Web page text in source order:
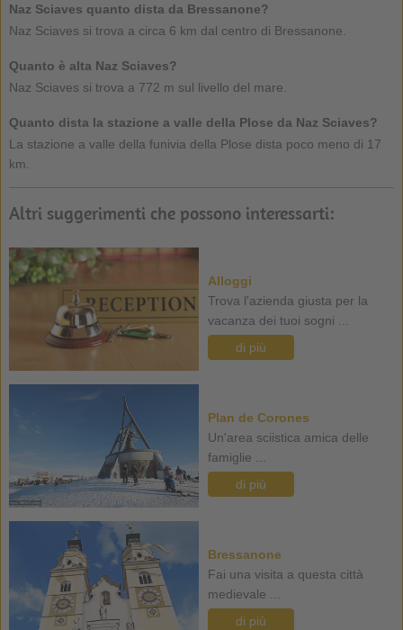
Naz Sciaves quanto dista da Bressanone?
Naz Sciaves si trova a circa 6 km dal centro di Bressanone.
Quanto è alta Naz Sciaves?
Naz Sciaves si trova a 772 m sul livello del mare.
Quanto dista la stazione a valle della Plose da Naz Sciaves?
La stazione a valle della funivia della Plose dista poco meno di 17
km.
Altri suggerimenti che possono interessarti:
Alloggi
Trova l'azienda giusta per la
vacanza dei tuoi sogni ...
di più
Plan de Corones
Un'area sciistica amica delle
famiglie ...
di più
Bressanone
Fai una visita a questa città
medievale ...
di più